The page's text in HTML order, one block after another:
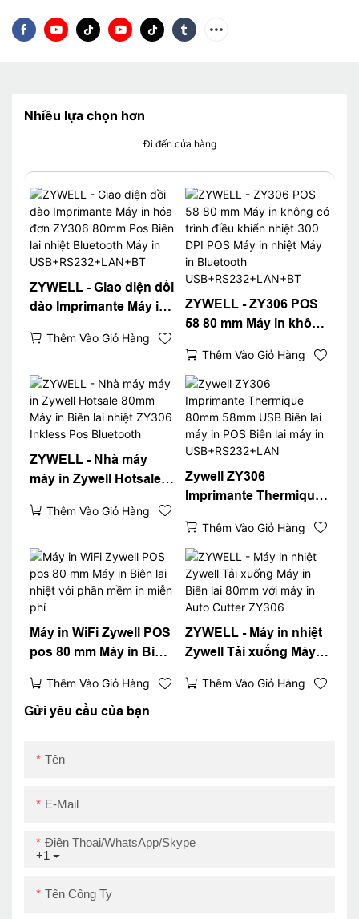
Nhiều lựa chọn hơn
Đi đến cửa hàng
ZYWELL - Giao diện dồi
dào Imprimante Máy in
Pos Biên lai nhiệt
USB+RS232+LAN+BT
Thêm Vào Giỏ Hàng
ZYWELL - ZY306 POS
58 80 mm Máy in không
nhiệt 300 DPI POS Máy
in nhiệt Máy in
Bluetooth
USB+RS232+LAN+BT
Thêm Vào Giỏ Hàng
ZYWELL - Nhà máy
máy in Zywell Hotsale
nhiệt ZY306 Inkless
Thêm Vào Giỏ Hàng
Zywell ZY306
Imprimante Thermique
lai máy in POS Biên lai
máy in
USB+RS232+LAN
Thêm Vào Giỏ Hàng
Máy in WiFi Zywell POS
pos 80 mm Máy in Biên
in miễn phí
Thêm Vào Giỏ Hàng
ZYWELL - Máy in nhiệt
Zywell Tải xuống Máy
máy in Auto Cutter
Thêm Vào Giỏ Hàng
Gửi yêu cầu của bạn
Tên
E-Mail
+1
Điện Thoại/WhatsApp/Skype
Tên Công Ty